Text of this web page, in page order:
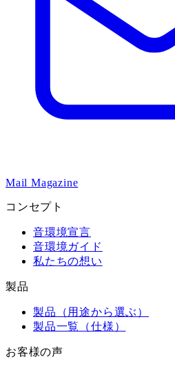
Mail Magazine
コンセプト
音環境宣言
音環境ガイド
私たちの想い
製品
製品（用途から選ぶ）
製品一覧（仕様）
お客様の声